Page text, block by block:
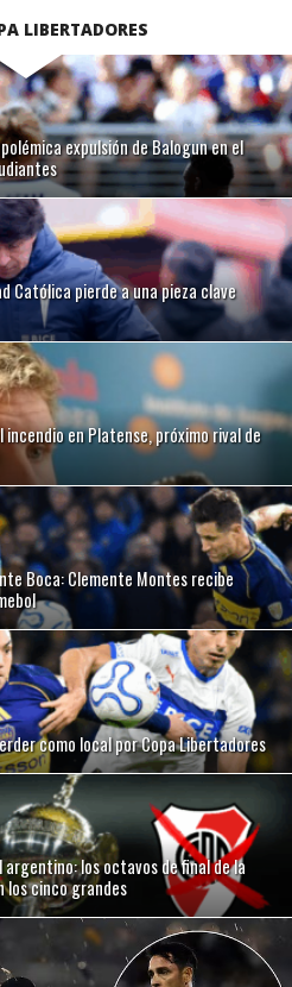
LIBERTADORES
expulsión de Balogun en el
Católica pierde a una pieza clave
en Platense, próximo rival de
Boca: Clemente Montes recibe
como local por Copa Libertadores
los octavos de final de la
los cinco grandes